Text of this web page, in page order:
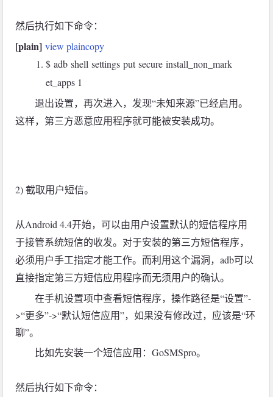
然后执行如下命令：
[plain] view plaincopy
$ adb shell settings put secure install_non_mark
et_apps 1
退出设置，再次进入，发现“未知来源”已经启用。
这样，第三方恶意应用程序就可能被安装成功。
2) 截取用户短信。
从Android 4.4开始，可以由用户设置默认的短信程序用
于接管系统短信的收发。对于安装的第三方短信程序，
必须用户手工指定才能工作。而利用这个漏洞，adb可以
直接指定第三方短信应用程序而无须用户的确认。
在手机设置项中查看短信程序，操作路径是“设置”-
>“更多”->“默认短信应用”，如果没有修改过，应该是“环
聊”。
比如先安装一个短信应用：GoSMSpro。
然后执行如下命令：